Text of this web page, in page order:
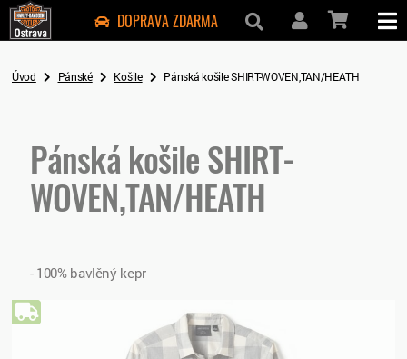
DOPRAVA ZDARMA
Úvod Pánské Košile Pánská košile SHIRT-WOVEN,TAN/HEATH
Pánská košile SHIRT-
WOVEN,TAN/HEATH
- 100% bavlěný kepr
Doprava zdarma